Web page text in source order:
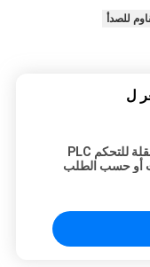
للصدأ
ل
أنظمة نقل الفراغ المتنقلة للتحكم PLC